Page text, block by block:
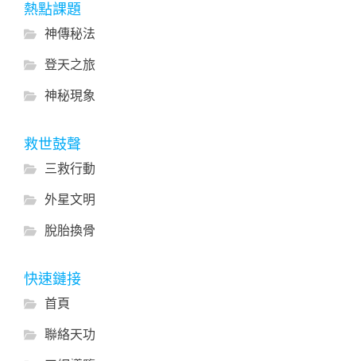
熱點課題
神傳秘法
登天之旅
神秘現象
救世鼓聲
三救行動
外星文明
脫胎換骨
快速鏈接
首頁
聯絡天功